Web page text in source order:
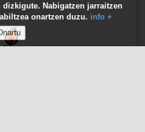
Nabigatzen jarraitzen
onartzen duzu. info +